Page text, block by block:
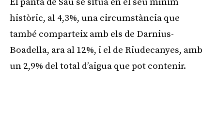
històric, al 4,3%, una circumstància que
també comparteix amb els de Darnius-
Boadella, ara al 12%, i el de Riudecanyes, amb
un 2,9% del total d’aigua que pot contenir.